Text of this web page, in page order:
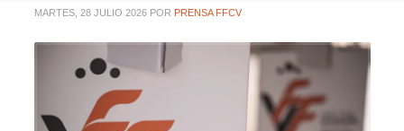
MARTES, 28 JULIO 2026 POR PRENSA FFCV